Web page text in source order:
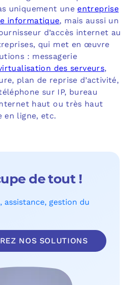
uniquement une entreprise
informatique, mais aussi un
d’accès internet au
qui met en œuvre
: messagerie
des serveurs,
plan de reprise d’activité,
sur IP, bureau
haut ou très haut
en ligne, etc.
de tout !
assistance, gestion du
NOS SOLUTIONS